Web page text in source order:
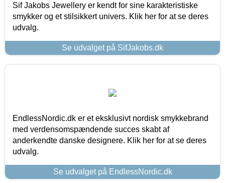
Sif Jakobs Jewellery er kendt for sine karakteristiske
smykker og et stilsikkert univers. Klik her for at se deres
udvalg.
Se udvalget på SifJakobs.dk
EndlessNordic.dk er et eksklusivt nordisk smykkebrand
med verdensomspændende succes skabt af
anderkendte danske designere. Klik her for at se deres
udvalg.
Se udvalget på EndlessNordic.dk